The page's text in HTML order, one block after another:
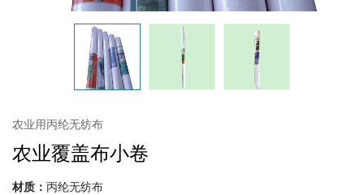
农业用丙纶无纺布
农业覆盖布小卷
材质： 丙纶无纺布